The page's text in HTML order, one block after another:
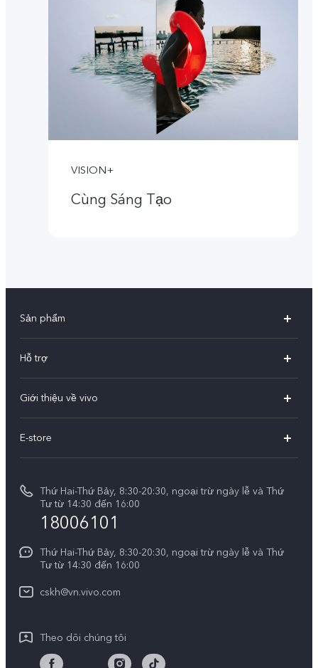
VISION+
Cùng Sáng Tạo
Sản phẩm
X300
V60
V60 Lite 5G
V50 Lite 5G
V50 Lite
Y39 5G
Y29
Hỗ trợ
Trung tâm dịch vụ
Funtouch OS
Tra cứu giá linh kiện
Xác thực bằng IMEI
Dịch vụ cuộc hẹn
Truy vấn tiến độ sửa chữa
Chính sách bảo hành của vivo
Giới thiệu về vivo
Tin tức
Thông báo pháp lý
Về chúng tôi
Tính Bền Vững
E-store
Thứ Hai-Thứ Bảy, 8:30-20:30, ngoại trừ ngày lễ và Thứ
Tư từ 14:30 đến 16:00
18006101
Thứ Hai-Thứ Bảy, 8:30-20:30, ngoại trừ ngày lễ và Thứ
Tư từ 14:30 đến 16:00
cskh@vn.vivo.com
Theo dõi chúng tôi